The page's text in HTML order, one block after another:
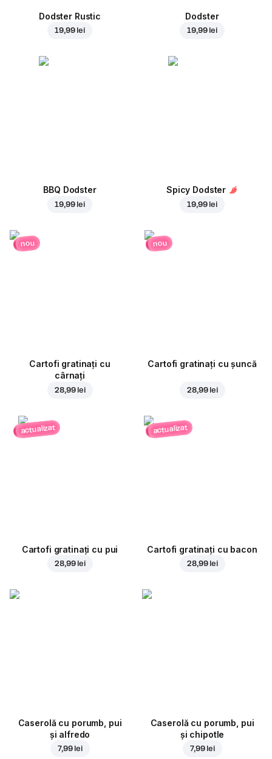
Dodster Rustic
19,99 lei
Dodster
19,99 lei
BBQ Dodster
19,99 lei
Spicy Dodster
19,99 lei
nou
Cartofi gratinați cu
cârnați
28,99 lei
nou
Cartofi gratinați cu șuncă
28,99 lei
actualizat
Cartofi gratinați cu pui
28,99 lei
actualizat
Cartofi gratinați cu bacon
28,99 lei
Caserolă cu porumb, pui
și alfredo
7,99 lei
Caserolă cu porumb, pui
și chipotle
7,99 lei